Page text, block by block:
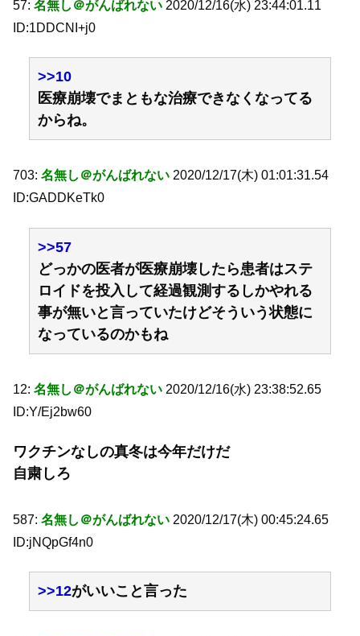
57: 名無し＠がんばれない 2020/12/16(水) 23:44:01.11
ID:1DDCNI+j0
>>10
医療崩壊でまともな治療できなくなってる
からね。
703: 名無し＠がんばれない 2020/12/17(木) 01:01:31.54
ID:GADDKeTk0
>>57
どっかの医者が医療崩壊したら患者はステ
ロイドを投入して経過観測するしかやれる
事が無いと言っていたけどそういう状態に
なっているのかもね
12: 名無し＠がんばれない 2020/12/16(水) 23:38:52.65
ID:Y/Ej2bw60
ワクチンなしの真冬は今年だけだ
自粛しろ
587: 名無し＠がんばれない 2020/12/17(木) 00:45:24.65
ID:jNQpGf4n0
>>12がいいこと言った